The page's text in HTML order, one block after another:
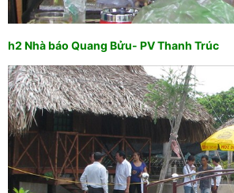
h2 Nhà báo Quang Bửu- PV Thanh Trúc